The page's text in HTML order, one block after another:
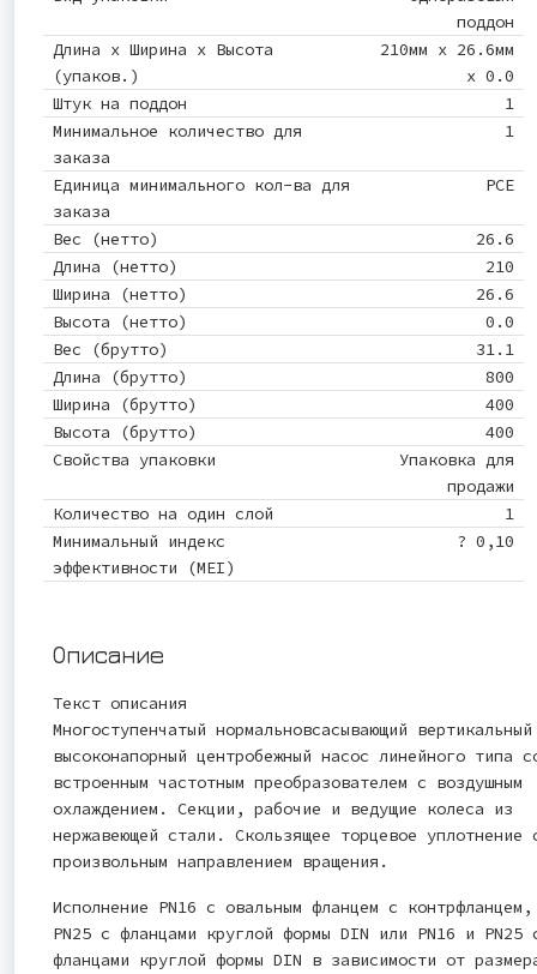
поддон
Длина x Ширина x Высота
(упаков.)
210мм x 26.6мм
x 0.0
Штук на поддон
1
Минимальное количество для
заказа
1
Единица минимального кол-ва для
заказа
PCE
Вес (нетто)
26.6
Длина (нетто)
210
Ширина (нетто)
26.6
Высота (нетто)
0.0
Вес (брутто)
31.1
Длина (брутто)
800
Ширина (брутто)
400
Высота (брутто)
400
Свойства упаковки
Упаковка для
продажи
Количество на один слой
1
Минимальный индекс
эффективности (MEI)
? 0,10
Описание
Текст описания
Многоступенчатый нормальновсасывающий вертикальный
высоконапорный центробежный насос линейного типа
встроенным частотным преобразователем с воздушным
охлаждением. Секции, рабочие и ведущие колеса из
нержавеющей стали. Скользящее торцевое уплотнение
произвольным направлением вращения.
Исполнение PN16 с овальным фланцем с контрфланцем,
PN25 с фланцами круглой формы DIN или PN16 и PN25
фланцами круглой формы DIN в зависимости от